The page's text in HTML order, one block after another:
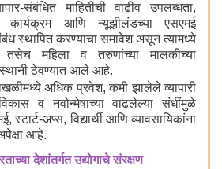
संबंधित माहितीची वाढीव उपलब्धता,
कार्यक्रम आणि न्यूझीलंडच्या एसएमई
स्थापित करण्याचा समावेश असून त्यामध्ये
तसेच महिला व तरुणांच्या मालकीच्या
ठेवण्यात आले आहे.
अधिक प्रवेश, कमी झालेले व्यापारी
व नवोन्मेषाच्या वाढलेल्या संधींमुळे
स्टार्ट-अप्स, विद्यार्थी आणि व्यावसायिकांना
आहे.
देशांतर्गत उद्योगाचे संरक्षण